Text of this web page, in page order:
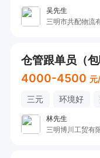
吴先生
三明市共配物流
仓管跟单员（包
4000-4500 元
三元 环境好
林先生
三明博川工贸有